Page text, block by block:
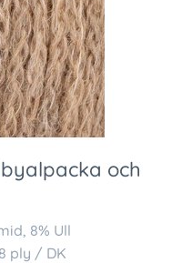
och
8% Ull
ply / DK